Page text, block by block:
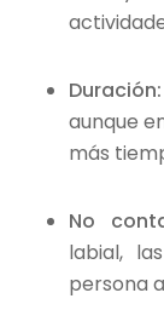
Duración:
aunque
más
No
labial,
persona